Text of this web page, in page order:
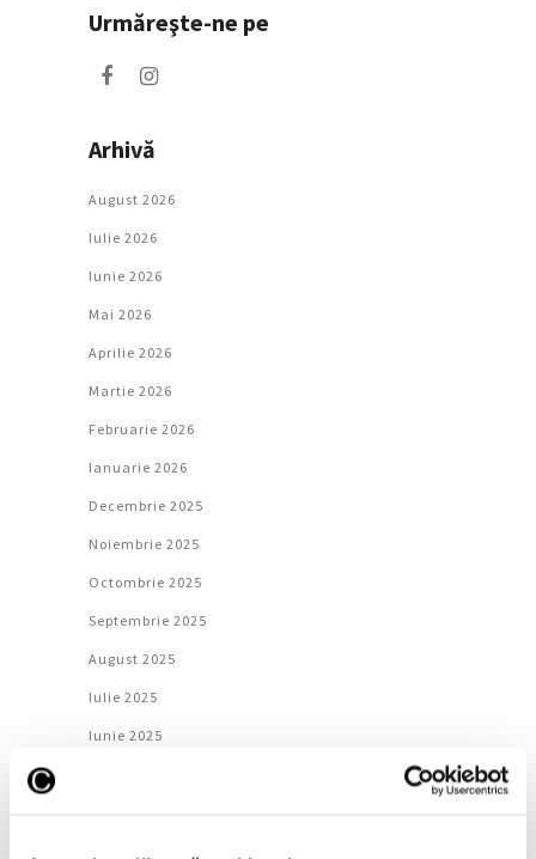
Urmăreşte-ne pe
Arhivă
August 2026
Iulie 2026
Iunie 2026
Mai 2026
Aprilie 2026
Martie 2026
Februarie 2026
Ianuarie 2026
Decembrie 2025
Noiembrie 2025
Octombrie 2025
Septembrie 2025
August 2025
Iulie 2025
Iunie 2025